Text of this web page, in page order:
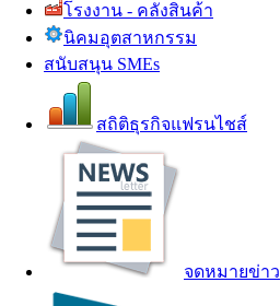
โรงงาน - คลังสินค้า
นิคมอุตสาหกรรม
สนับสนุน SMEs
สถิติธุรกิจแฟรนไชส์
จดหมายข่าว